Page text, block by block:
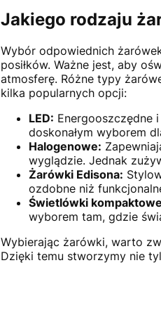
Jakiego rodzaju
Wybór odpowiednich
posiłków. Ważne jest, aby
atmosferę. Różne typy
kilka popularnych opcji:
LED: Energooszczędne
doskonałym wyborem
Halogenowe:
wyglądzie. Jednak
Żarówki Edisona:
ozdobne niż
Świetlówki
wyborem tam, gdzie
Wybierając żarówki, warto
Dzięki temu stworzymy nie